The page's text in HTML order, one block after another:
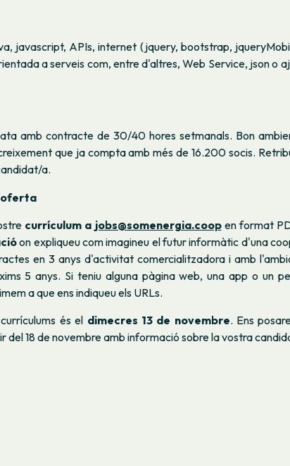
javascript, APIs, internet (jquery, bootstrap,
a serveis com, entre d'altres, Web Service, json o
amb contracte de 30/40 hores setmanals. Bon
que ja compta amb més de 16.200 socis.
a.
currículum a jobs@somenergia.coopen format
on expliqueu com imagineu el futur informàtic d'una
en 3 anys d'activitat comercialitzadora i amb
5 anys. Si teniu alguna pàgina web, una app o un
a que ens indiqueu els URLs.
és el dimecres 13 de novembre. Ens
del 18 de novembre amb informació sobre la vostra